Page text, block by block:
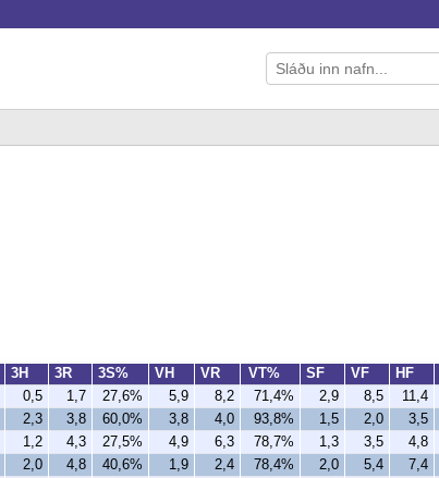
3H 3R 3S% VH VR VT% SF VF HF
0,5 1,7 27,6% 5,9 8,2 71,4% 2,9 8,5 11,4
2,3 3,8 60,0% 3,8 4,0 93,8% 1,5 2,0 3,5
1,2 4,3 27,5% 4,9 6,3 78,7% 1,3 3,5 4,8
2,0 4,8 40,6% 1,9 2,4 78,4% 2,0 5,4 7,4